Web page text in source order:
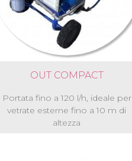
OUT COMPACT
Portata fino a 120 l/h, ideale per
vetrate esterne fino a 10 m di
altezza